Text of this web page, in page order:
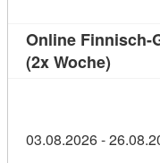
Online Finnisch-
(2x Woche)
03.08.2026 -